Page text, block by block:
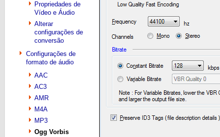
Propriedades de
Vídeo e Áudio
Alterar
configurações de
conversão
Configurações de
formato de áudio
AAC
AC3
AMR
M4A
MP3
Ogg Vorbis